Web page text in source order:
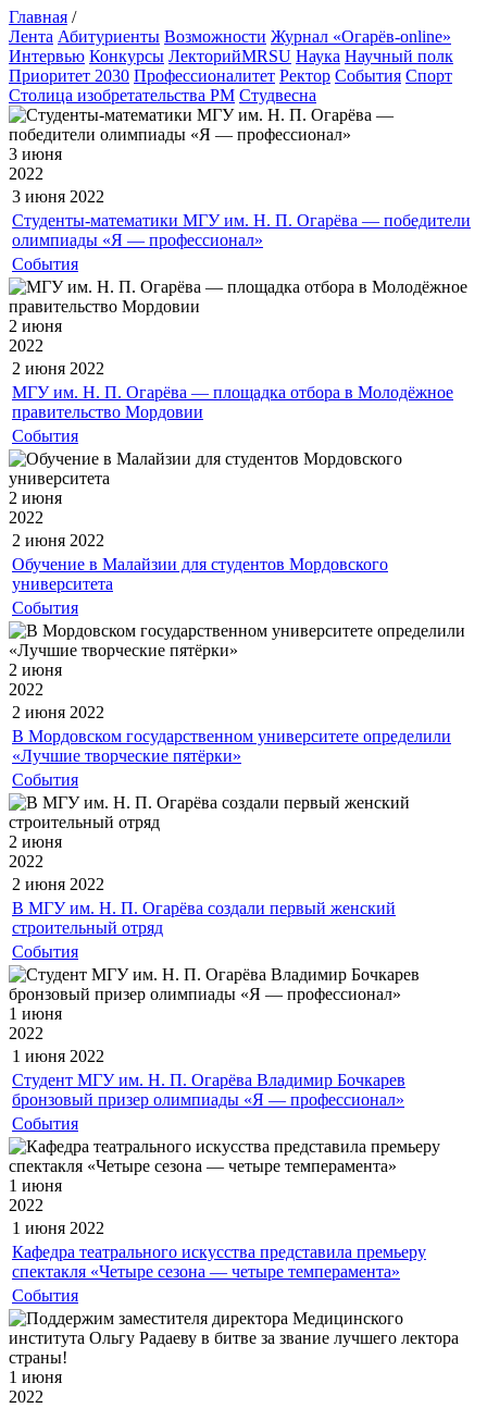
Главная /
Лента Абитуриенты Возможности Журнал «Огарёв-online»
Интервью Конкурсы ЛекторийMRSU Наука Научный полк
Приоритет 2030 Профессионалитет Ректор События Спорт
Столица изобретательства РМ Студвесна
3 июня
2022
3 июня 2022
Студенты-математики МГУ им. Н. П. Огарёва — победители
олимпиады «Я — профессионал»
События
2 июня
2022
2 июня 2022
МГУ им. Н. П. Огарёва — площадка отбора в Молодёжное
правительство Мордовии
События
2 июня
2022
2 июня 2022
Обучение в Малайзии для студентов Мордовского
университета
События
2 июня
2022
2 июня 2022
В Мордовском государственном университете определили
«Лучшие творческие пятёрки»
События
2 июня
2022
2 июня 2022
В МГУ им. Н. П. Огарёва создали первый женский
строительный отряд
События
1 июня
2022
1 июня 2022
Студент МГУ им. Н. П. Огарёва Владимир Бочкарев
бронзовый призер олимпиады «Я — профессионал»
События
1 июня
2022
1 июня 2022
Кафедра театрального искусства представила премьеру
спектакля «Четыре сезона — четыре темперамента»
События
1 июня
2022